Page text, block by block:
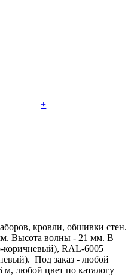
+
кровли, обшивки стен.
Высота волны - 21 мм. В
RAL-6005
Под заказ - любой
любой цвет по каталогу